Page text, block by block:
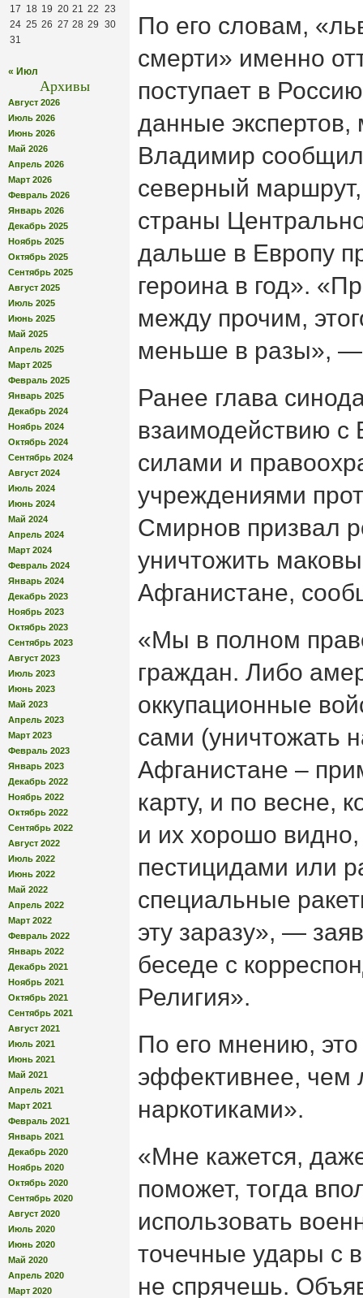
17 18 19 20 21 22 23
24 25 26 27 28 29 30
31
« Июл
Архивы
Август 2026
Июль 2026
Июнь 2026
Май 2026
Апрель 2026
Март 2026
Февраль 2026
Январь 2026
Декабрь 2025
Ноябрь 2025
Октябрь 2025
Сентябрь 2025
Август 2025
Июль 2025
Июнь 2025
Май 2025
Апрель 2025
Март 2025
Февраль 2025
Январь 2025
Декабрь 2024
Ноябрь 2024
Октябрь 2024
Сентябрь 2024
Август 2024
Июль 2024
Июнь 2024
Май 2024
Апрель 2024
Март 2024
Февраль 2024
Январь 2024
Декабрь 2023
Ноябрь 2023
Октябрь 2023
Сентябрь 2023
Август 2023
Июль 2023
Июнь 2023
Май 2023
Апрель 2023
Март 2023
Февраль 2023
Январь 2023
Декабрь 2022
Ноябрь 2022
Октябрь 2022
Сентябрь 2022
Август 2022
Июль 2022
Июнь 2022
Май 2022
Апрель 2022
Март 2022
Февраль 2022
Январь 2022
Декабрь 2021
Ноябрь 2021
Октябрь 2021
Сентябрь 2021
Август 2021
Июль 2021
Июнь 2021
Май 2021
Апрель 2021
Март 2021
Февраль 2021
Январь 2021
Декабрь 2020
Ноябрь 2020
Октябрь 2020
Сентябрь 2020
Август 2020
Июль 2020
Июнь 2020
Май 2020
Апрель 2020
Март 2020
По его словам,
смерти» именно
поступает в
данные экспертов,
Владимир
северный маршрут,
страны
дальше в Европу
героина в год».
между прочим,
меньше в разы», —
Ранее глава
взаимодействию
силами и
учреждениями
Смирнов призвал
уничтожить
Афганистане,
«Мы в полном
граждан. Либо
оккупационные
сами (уничтожать
Афганистане –
карту, и по весне,
и их хорошо видно,
пестицидами или
специальные
эту заразу», —
беседе с
Религия».
По его мнению, это
эффективнее, чем
наркотиками».
«Мне кажется,
поможет, тогда
использовать
точечные удары с
не спрячешь.